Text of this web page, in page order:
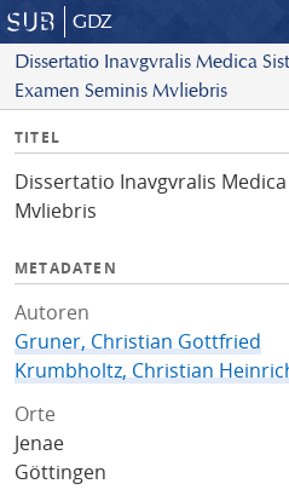
GDZ
Dissertatio Inavgvralis Medica
Examen Seminis Mvliebris
I
f
o
TITEL
Dissertatio Inavgvralis
Mvliebris
METADATEN
Autoren
Gruner, Christian Gottfried
Krumbholtz, Christian
Orte
Jenae
Göttingen